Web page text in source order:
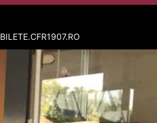
BILETE.CFR1907.RO